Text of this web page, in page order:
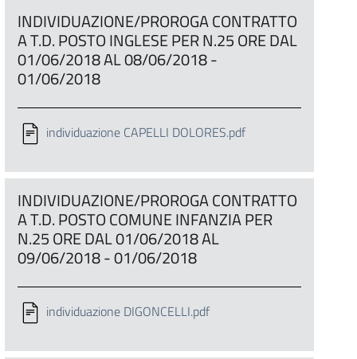
INDIVIDUAZIONE/PROROGA CONTRATTO
A T.D. POSTO INGLESE PER N.25 ORE DAL
01/06/2018 AL 08/06/2018 -
01/06/2018
individuazione CAPELLI DOLORES.pdf
INDIVIDUAZIONE/PROROGA CONTRATTO
A T.D. POSTO COMUNE INFANZIA PER
N.25 ORE DAL 01/06/2018 AL
09/06/2018 - 01/06/2018
individuazione DIGONCELLI.pdf